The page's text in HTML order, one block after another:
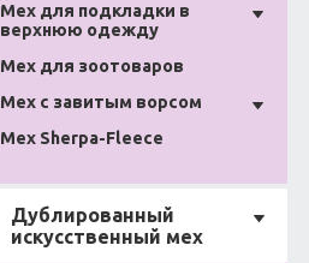
Мех для подкладки в
верхнюю одежду
Мех для зоотоваров
Мех с завитым ворсом
Мех Sherpa-Fleece
Дублированный
искусственный мех